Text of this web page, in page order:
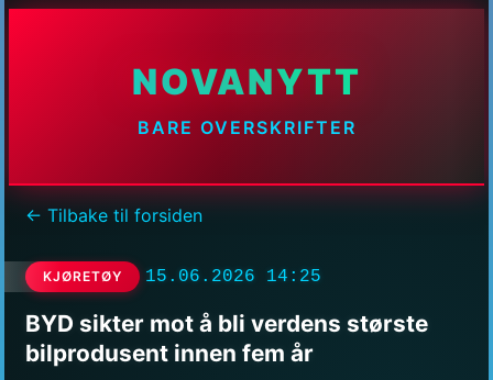
NOVANYTT
BARE OVERSKRIFTER
← Tilbake til forsiden
KJØRETØY 15.06.2026 14:25
BYD sikter mot å bli verdens største
bilprodusent innen fem år